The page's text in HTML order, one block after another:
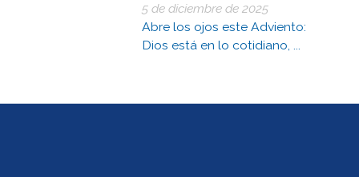
5 de diciembre de 2025
Abre los ojos este Adviento:
Dios está en lo cotidiano, ...